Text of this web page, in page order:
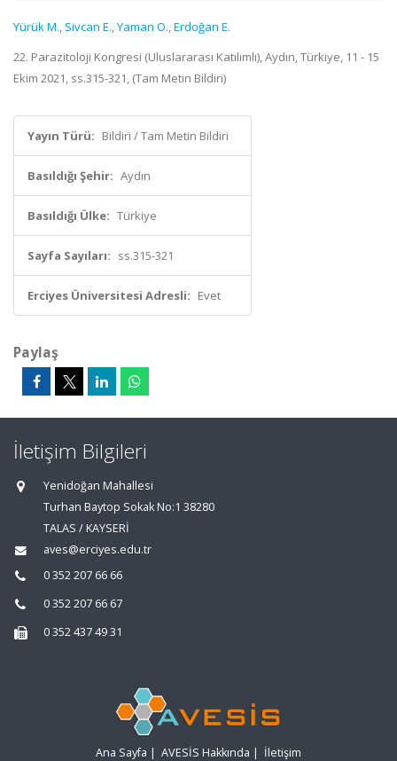
Yürük M., Sivcan E.,Yaman O.,Erdoğan E.
22. Parazitoloji Kongresi (Uluslararası Katılımlı), Aydın, Türkiye, 11 - 15
Ekim 2021, ss.315-321, (Tam Metin Bildiri)
Yayın Türü: Bildiri / Tam Metin Bildiri
Basıldığı Şehir: Aydın
Basıldığı Ülke: Türkiye
Sayfa Sayıları: ss.315-321
Erciyes Üniversitesi Adresli: Evet
Paylaş
İletişim Bilgileri
Yenidoğan Mahallesi
Turhan Baytop Sokak No:1 38280
TALAS / KAYSERİ
aves@erciyes.edu.tr
0 352 207 66 66
0 352 207 66 67
0 352 437 49 31
Ana Sayfa | AVESİS Hakkında | İletişim